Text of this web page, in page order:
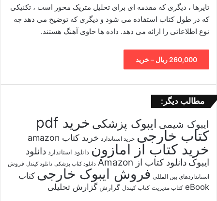
تایرها ، دیگری که مقدمه ای برای تحلیل متریک محور است ، تکنیکی
که در طول کتاب استفاده می شود و دیگری که توضیح می دهد چه
نوع اطلاعاتی را ارائه می دهد. داده ها حاوی آهنگ هستند.
260,000 ریال – خرید
مطالب دیگر:
ایبوک شیمی ایبوک پزشکی خرید pdf
کتاب خارجی خرید استاندارد خرید کتاب amazon
خرید کتاب از امازون دانلود استاندارد دانلود
ایبوک دانلود کتاب از Amazon دانلود کتاب پزشکی دانلود کیندل فروش
استانداردهای بین المللی فروش ایبوک خارجی کتاب
eBook کتاب مدیریت کتاب کیندل گزارش گزارش تحلیلی